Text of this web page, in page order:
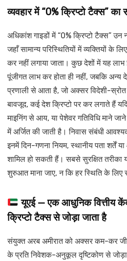
व्यवहार में “0% क्रिप्टो टैक्स” का
अधिकांश गाइडों में “0% क्रिप्टो टैक्स” उन
जहाँ सामान्य परिस्थितियों में व्यक्तियों के
कर नहीं लगाया जाता। कुछ देशों में यह लाभ
पूंजीगत लाभ कर होता ही नहीं, जबकि अन्य
प्रणाली से आता है, जो अक्सर विदेशी-
बावजूद, कई देश क्रिप्टो पर कर लगाते हैं
माइनिंग से आय, या पेशेवर गतिविधि माने
में अर्जित की जाती है। निवास संबंधी
इनमें दिन-गणना नियम, स्थानीय पता शर्तें
शामिल हो सकती हैं। सबसे सुरक्षित तरीका
शुरुआत माना जाए, न कि हर स्थिति के लिए
यूएई — एक आधुनिक वित्तीय
क्रिप्टो टैक्स से जोड़ा जाता है
संयुक्त अरब अमीरात को अक्सर कम-कर
के प्रति निवेशक-अनुकूल दृष्टिकोण से